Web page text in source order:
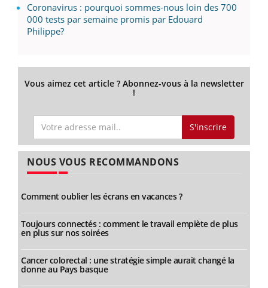
Coronavirus : pourquoi sommes-nous loin des 700
000 tests par semaine promis par Edouard
Philippe?
Vous aimez cet article ? Abonnez-vous à la newsletter
!
S'inscrire
NOUS VOUS RECOMMANDONS
Comment oublier les écrans en vacances ?
Toujours connectés : comment le travail empiète de plus
en plus sur nos soirées
Cancer colorectal : une stratégie simple aurait changé la
donne au Pays basque